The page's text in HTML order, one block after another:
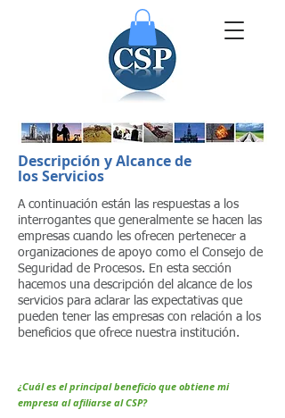
Descripción y Alcance de
los Servicios
A continuación están las respuestas a los
interrogantes que generalmente se hacen las
empresas cuando les ofrecen pertenecer a
organizaciones de apoyo como el Consejo de
Seguridad de Procesos. En esta sección
hacemos una descripción del alcance de los
servicios para aclarar las expectativas que
pueden tener las empresas con relación a los
beneficios que ofrece nuestra institución.
¿Cuál es el principal beneficio que obtiene mi
empresa al afiliarse al CSP?